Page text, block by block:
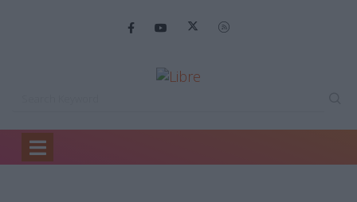
Home
Εργατική Πρωτομαγιά: Απεργιακές…